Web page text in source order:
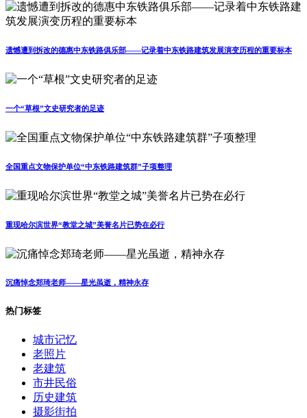
遗憾遭到拆改的德惠中东铁路俱乐部——记录着中东铁路建筑发展演变历程的重要标本
一个“草根”文史研究者的足迹
全国重点文物保护单位“中东铁路建筑群”子项整理
重现哈尔滨世界“教堂之城”美誉名片已势在必行
沉痛悼念郑琦老师——星光虽逝，精神永存
热门标签
城市记忆
老照片
老建筑
市井民俗
历史建筑
摄影街拍